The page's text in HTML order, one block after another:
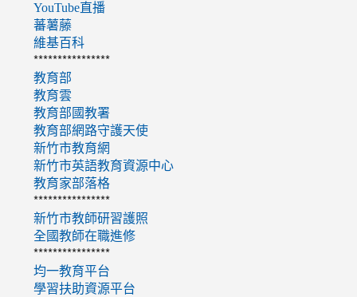
YouTube直播
蕃薯藤
維基百科
****************
教育部
教育雲
教育部國教署
教育部網路守護天使
新竹市教育網
新竹市英語教育資源中心
教育家部落格
****************
新竹市教師研習護照
全國教師在職進修
****************
均一教育平台
學習扶助資源平台